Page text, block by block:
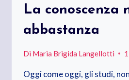
La conoscenza
abbastanza
Di Maria Brigida Langellotti
Oggi come oggi, gli studi,